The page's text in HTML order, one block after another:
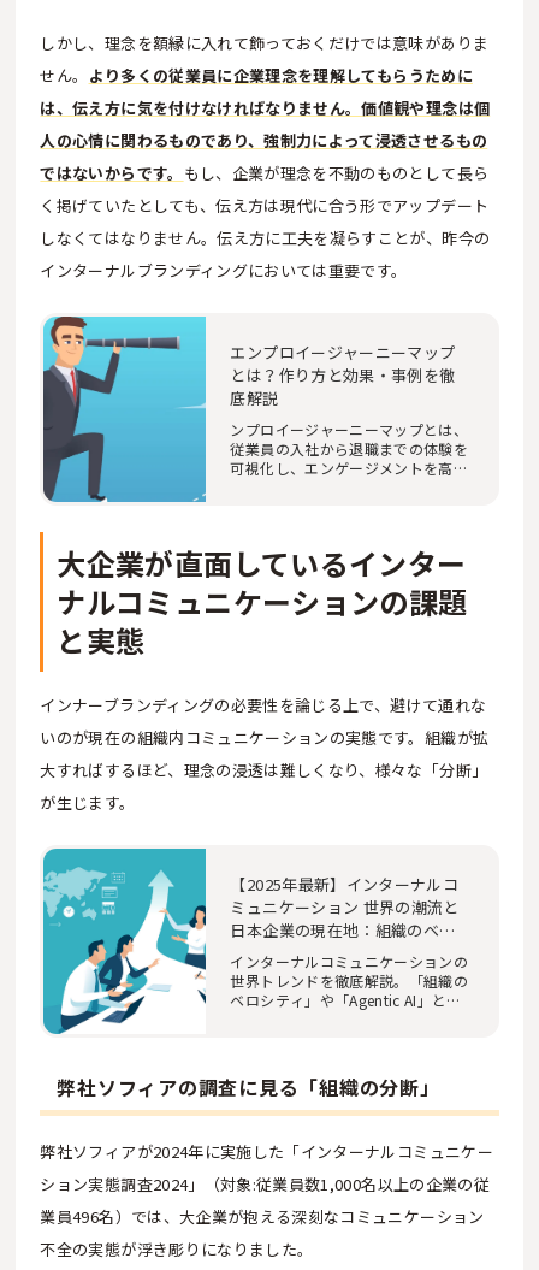
しかし、理念を額縁に入れて飾っておくだけでは意味がありま
せん。 より多くの従業員に企業理念を理解してもらうために
は、伝え方に気を付けなければなりません。価値観や理念は個
人の心情に関わるものであり、強制力によって浸透させるもの
ではないからです。 もし、企業が理念を不動のものとして長ら
く掲げていたとしても、伝え方は現代に合う形でアップデート
しなくてはなりません。伝え方に工夫を凝らすことが、昨今の
インターナルブランディングにおいては重要です。
エンプロイージャーニーマップ
とは？作り方と効果・事例を徹
底解説
ンプロイージャーニーマップとは、
従業員の入社から退職までの体験を
可視化し、エンゲージメントを高め
大企業が直面しているインター
ナルコミュニケーションの課題
と実態
インナーブランディングの必要性を論じる上で、避けて通れな
いのが現在の組織内コミュニケーションの実態です。組織が拡
大すればするほど、理念の浸透は難しくなり、様々な「分断」
が生じます。
【2025年最新】インターナルコ
ミュニケーション 世界の潮流と
日本企業の現在地：組織のベロ
シティとAIが変える未来 世界の
インターナルコミュニケーショ
ン最前線④
インターナルコミュニケーションの
世界トレンドを徹底解説。「組織の
ベロシティ」や「Agentic AI」とい
弊社ソフィアの調査に見る「組織の分断」
弊社ソフィアが2024年に実施した「インターナルコミュニケー
ション実態調査2024」（対象:従業員数1,000名以上の企業の従
業員496名）では、大企業が抱える深刻なコミュニケーション
不全の実態が浮き彫りになりました。